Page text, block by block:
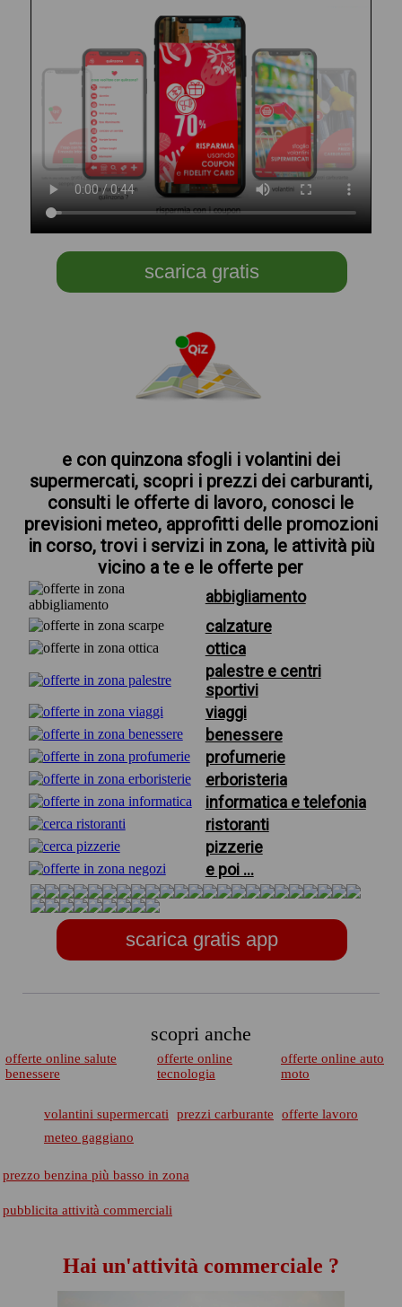
scarica gratis
e con quinzona sfogli i volantini dei
supermercati, scopri i prezzi dei carburanti,
consulti le offerte di lavoro, conosci le
previsioni meteo, approfitti delle promozioni
in corso, trovi i servizi in zona, le attività più
vicino a te e le offerte per
abbigliamento
calzature
ottica
palestre e centri
sportivi
viaggi
benessere
profumerie
erboristeria
informatica e telefonia
ristoranti
pizzerie
e poi ...
scarica gratis app
scopri anche
offerte online salute
benessere
offerte online
tecnologia
offerte online auto
moto
volantini supermercati prezzi carburante
offerte lavoro
meteo gaggiano
prezzo benzina più basso in zona
pubblicita attività commerciali
Hai un'attività commerciale ?